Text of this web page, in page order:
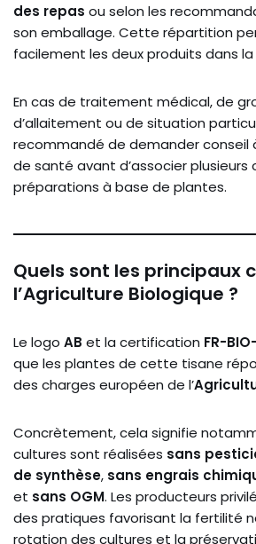
des repas ou selon les
son emballage. Cette répartition
facilement les deux produits dans la
En cas de traitement médical, de
d’allaitement ou de situation
recommandé de demander conseil
de santé avant d’associer
préparations à base de plantes.
Quels sont les principaux
l’Agriculture Biologique ?
Le logo AB et la certification FR-
que les plantes de cette tisane
des charges européen de l’
Concrètement, cela signifie
cultures sont réalisées sans
de synthèse, sans engrais
et sans OGM. Les producteurs
des pratiques favorisant la fertilité
rotation des cultures et la